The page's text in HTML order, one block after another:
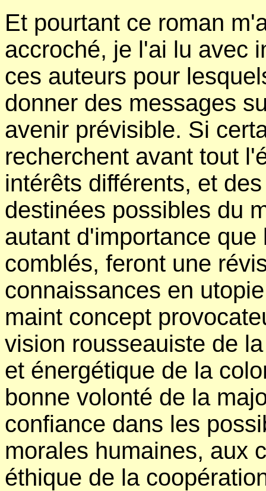
Et pourtant ce roman
accroché, je l'ai lu avec
ces auteurs pour
donner des messages
avenir prévisible. Si
recherchent avant tout
intérêts différents, et
destinées possibles du
autant d'importance
comblés, feront une
connaissances en
maint concept
vision rousseauiste de
et énergétique de la
bonne volonté de la
confiance dans les
morales humaines, aux
éthique de la